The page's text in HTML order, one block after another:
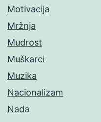
Motivacija
Mržnja
Mudrost
Muškarci
Muzika
Nacionalizam
Nada